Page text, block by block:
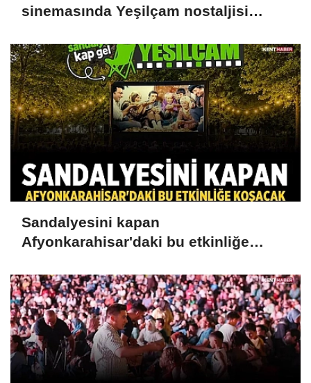
sinemasında Yeşilçam nostaljisi
Sandalyesini kapan
Afyonkarahisar'daki bu etkinliğe